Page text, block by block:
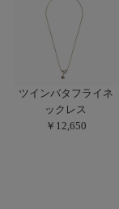
ツインバタフライネ
ックレス
￥12,650